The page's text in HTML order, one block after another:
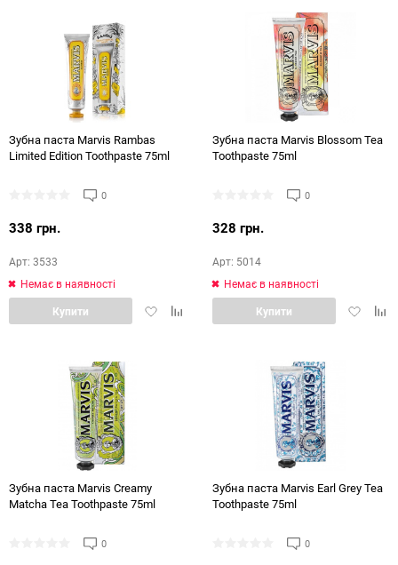
Зубна паста Marvis Rambas
Limited Edition Toothpaste 75ml
0
338 грн.
Арт: 3533
Немає в наявності
ДодатиДодати
Купити
Зубна паста Marvis Blossom Tea
Toothpaste 75ml
0
328 грн.
Арт: 5014
Немає в наявності
Додати
Купити
Зубна паста Marvis Creamy
Matcha Tea Toothpaste 75ml
0
Зубна паста Marvis Earl Grey Tea
Toothpaste 75ml
0